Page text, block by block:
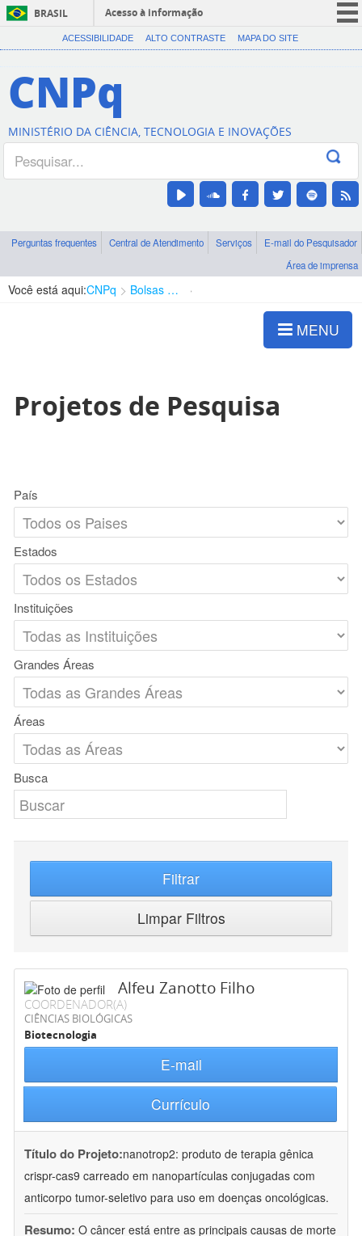
BRASIL
Acesso à informação
CORONAVÍRUS (COVID-19)
Canais
ACESSIBILIDADE ALTO CONTRASTE MAPA DO SITE
CNPq
MINISTÉRIO DA CIÊNCIA, TECNOLOGIA E INOVAÇÕES
Perguntas frequentes Central de Atendimento Serviços
E-mail do Pesquisador
Área de imprensa
Você está aqui:CNPq Bolsas e Auxílios Vigentes
MENU
Projetos de Pesquisa
País
Estados
Instituições
Grandes Áreas
Áreas
Busca
Filtrar
Limpar Filtros
Alfeu Zanotto Filho
COORDENADOR(A)
CIÊNCIAS BIOLÓGICAS
Biotecnologia
E-mail
Currículo
Título do Projeto:nanotrop2: produto de terapia gênica
crispr-cas9 carreado em nanopartículas conjugadas com
anticorpo tumor-seletivo para uso em doenças oncológicas.
Resumo: O câncer está entre as principais causas de morte